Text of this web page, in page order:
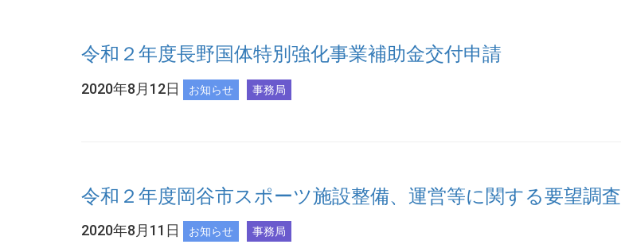
令和２年度長野国体特別強化事業補助金交付申請
2020年8月12日 お知らせ 事務局
令和２年度岡谷市スポーツ施設整備、運営等に関する要望調査
2020年8月11日 お知らせ 事務局